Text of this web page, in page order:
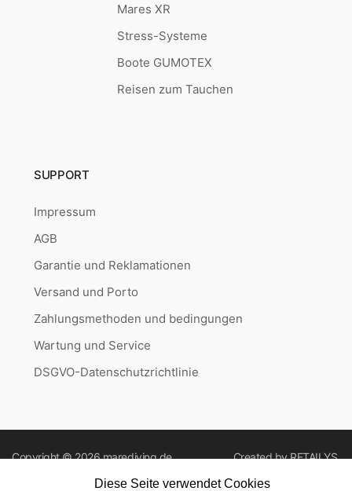
Mares XR
Stress-Systeme
Boote GUMOTEX
Reisen zum Tauchen
SUPPORT
Impressum
AGB
Garantie und Reklamationen
Versand und Porto
Zahlungsmethoden und bedingungen
Wartung und Service
DSGVO-Datenschutzrichtlinie
Copyright © 2026marediving.de Created byRETAILYS.
Diese Seite verwendet Cookies